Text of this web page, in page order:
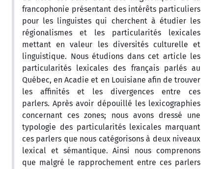
francophonie présentant des intérêts particuliers
pour les linguistes qui cherchent à étudier les
régionalismes et les particularités lexicales
mettant en valeur les diversités culturelle et
linguistique. Nous étudions dans cet article les
particularités lexicales des français parlés au
Québec, en Acadie et en Louisiane afin de trouver
les affinités et les divergences entre ces
parlers. Après avoir dépouillé les lexicographies
concernant ces zones; nous avons dressé une
typologie des particularités lexicales marquant
ces parlers que nous catégorisons à deux niveaux
lexical et sémantique. Ainsi nous comprenons
que malgré le rapprochement entre ces parlers